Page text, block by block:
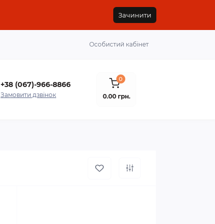
Зачинити
Особистий кабінет
+38 (067)-966-8866
Замовити дзвінок
0
0.00 грн.